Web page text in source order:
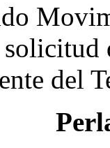
del